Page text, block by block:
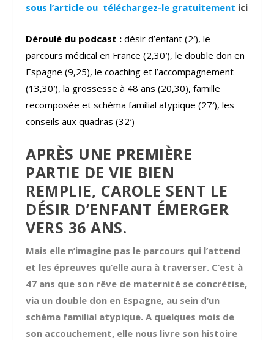
sous l’article ou téléchargez-le gratuitement ici
Déroulé du podcast :désir d’enfant (2′), le
parcours médical en France (2,30′), le double don en
Espagne (9,25), le coaching et l’accompagnement
(13,30′), la grossesse à 48 ans (20,30), famille
recomposée et schéma familial atypique (27′), les
conseils aux quadras (32′)
APRÈS UNE PREMIÈRE
PARTIE DE VIE BIEN
REMPLIE, CAROLE SENT LE
DÉSIR D’ENFANT ÉMERGER
VERS 36 ANS.
Mais elle n’imagine pas le parcours qui l’attend
et les épreuves qu’elle aura à traverser. C’est à
47 ans que son rêve de maternité se concrétise,
via un double don en Espagne, au sein d’un
schéma familial atypique. A quelques mois de
son accouchement, elle nous livre son histoire